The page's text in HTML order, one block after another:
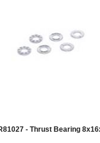
- Thrust Bearing